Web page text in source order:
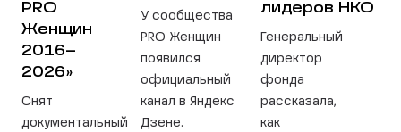
PRO
Женщин
2016–
2026»
Снят
документальный
У сообщества
PRO Женщин
появился
официальный
канал в Яндекс
Дзене.
лидеров НКО
Генеральный
директор
фонда
рассказала,
как